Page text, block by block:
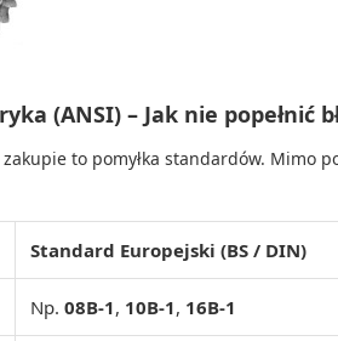
(ANSI) – Jak nie popełnić
to pomyłka standardów. Mimo
Standard Europejski (BS / DIN)
Np. 08B-1, 10B-1, 16B-1